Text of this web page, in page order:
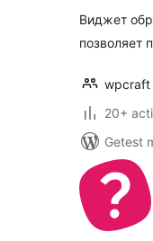
Виджет
позволяет
wpcraft
20+
Getest